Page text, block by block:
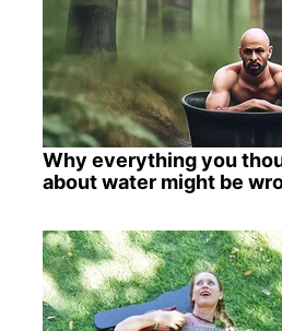
Why everything you
about water might be